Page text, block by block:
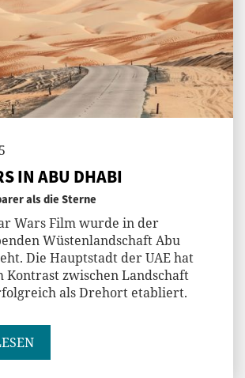
Gast
IN ABU DHABI
als die Sterne
Wars Film wurde in der
Wüstenlandschaft Abu
Die Hauptstadt der UAE hat
Kontrast zwischen Landschaft
als Drehort etabliert.